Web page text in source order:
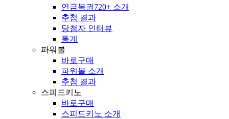
연금복권720+ 소개
추첨 결과
당첨자 인터뷰
통계
파워볼
바로구매
파워볼 소개
추첨 결과
스피드키노
바로구매
스피드키노 소개